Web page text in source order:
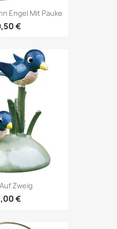
Engel Mit Pauke
€
Zweig
€